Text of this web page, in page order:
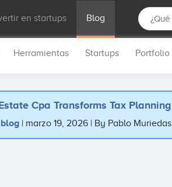
en startups Blog
Herramientas Startups Portfolio
Cpa Transforms Tax Planning
marzo 19, 2026 By Pablo Muriedas